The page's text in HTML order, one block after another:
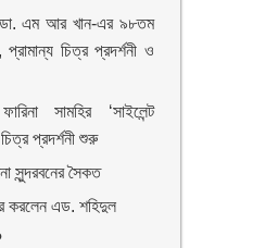
এম আর খান-এর ৯৮তম
প্রামান্য চিত্র প্রদর্শনী ও
সামহির ‘সাইলেন্ট
প্রদর্শনী শুরু
সুন্দরবনের সৈকত
করলেন এড. শহিদুল